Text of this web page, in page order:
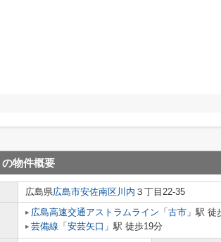
の物件概要
広島県広島市安佐南区川内 ３丁目22-35
広島高速交通アストラムライン 「 古市 」駅 徒
芸備線 「 安芸矢口 」駅 徒歩19分